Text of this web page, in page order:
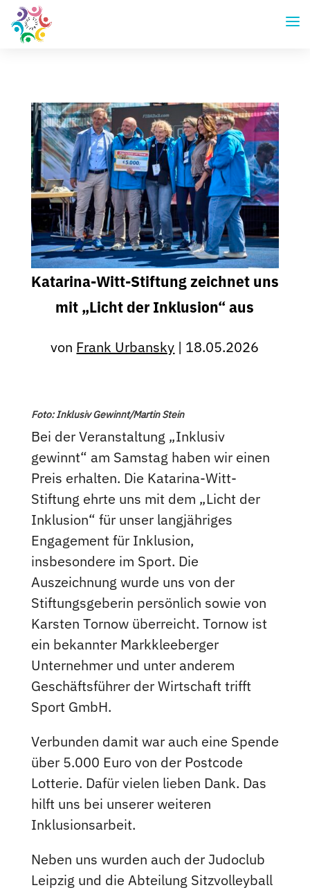
Katarina-Witt-Stiftung zeichnet uns
mit „Licht der Inklusion“ aus
von Frank Urbansky | 18.05.2026
Foto: Inklusiv Gewinnt/Martin Stein
Bei der Veranstaltung „Inklusiv
gewinnt“ am Samstag haben wir einen
Preis erhalten. Die Katarina-Witt-
Stiftung ehrte uns mit dem „Licht der
Inklusion“ für unser langjähriges
Engagement für Inklusion,
insbesondere im Sport. Die
Auszeichnung wurde uns von der
Stiftungsgeberin persönlich sowie von
Karsten Tornow überreicht. Tornow ist
ein bekannter Markkleeberger
Unternehmer und unter anderem
Geschäftsführer der Wirtschaft trifft
Sport GmbH.
Verbunden damit war auch eine Spende
über 5.000 Euro von der Postcode
Lotterie. Dafür vielen lieben Dank. Das
hilft uns bei unserer weiteren
Inklusionsarbeit.
Neben uns wurden auch der Judoclub
Leipzig und die Abteilung Sitzvolleyball